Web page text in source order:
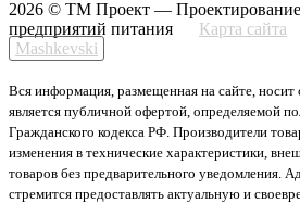
2026 © ТМ Проект —
предприятий питания
Карта сайта
Mashkevski
Вся информация, размещенная на сайте,
является публичной офертой, определяемой
Гражданского кодекса РФ. Производители
изменения в технические характеристики,
товаров без предварительного уведомления.
стремится предоставлять актуальную и